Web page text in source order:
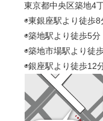
東京都中央区築地4
◉東銀座駅より徒歩8
◉築地駅より徒歩5分
◉築地市場駅より徒
◉銀座駅より徒歩12